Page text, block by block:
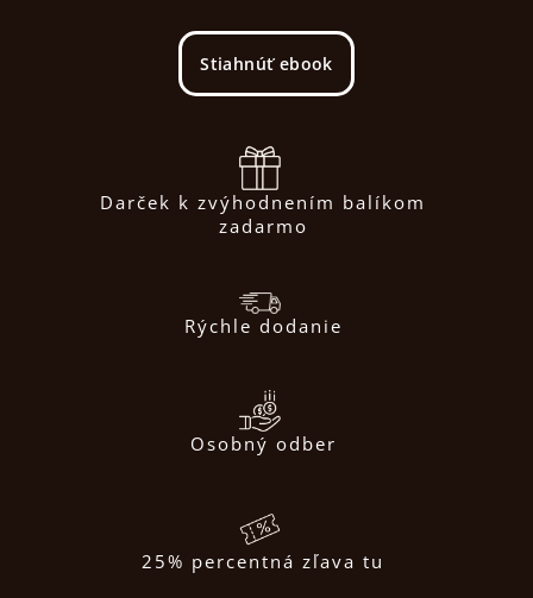
Stiahnúť ebook
Darček k zvýhodnením balíkom
zadarmo
Rýchle dodanie
Osobný odber
25% percentná zľava tu